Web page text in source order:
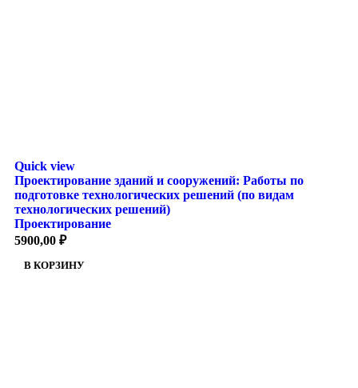
Quick view
Проектирование зданий и сооружений: Работы по
подготовке технологических решений (по видам
технологических решений)
Проектирование
5900,00 ₽
В КОРЗИНУ